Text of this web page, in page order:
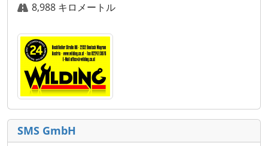
8,988 キロメートル
SMS GmbH